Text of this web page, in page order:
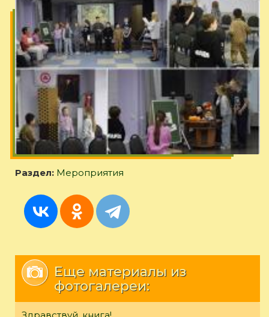
Раздел: Мероприятия
Еще материалы из
фотогалереи:
Здравствуй, книга!